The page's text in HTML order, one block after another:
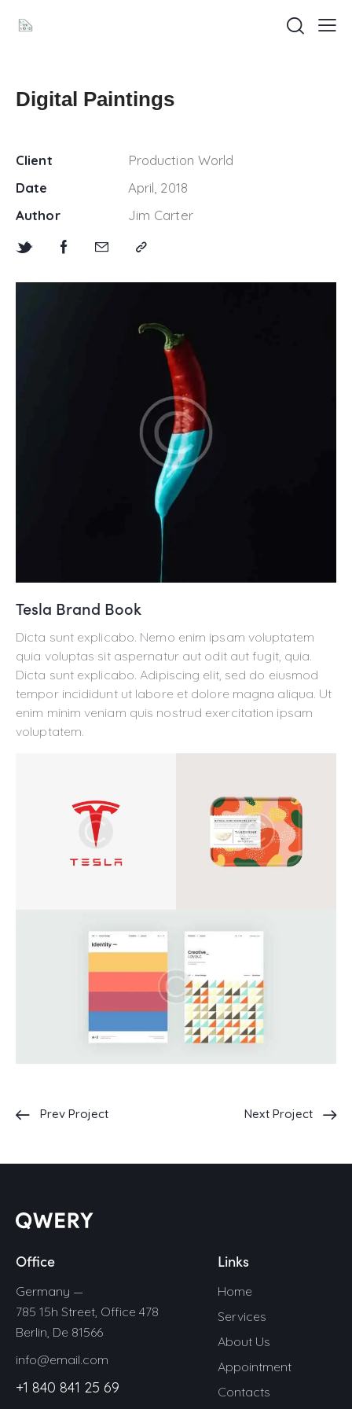
Digital Paintings
Tesla Brand Book
Dicta sunt explicabo. Nemo enim ipsam voluptatem
quia voluptas sit aspernatur aut odit aut fugit, quia.
Dicta sunt explicabo. Adipiscing elit, sed do eiusmod
tempor incididunt ut labore et dolore magna aliqua. Ut
enim minim veniam quis nostrud exercitation ipsam
voluptatem.
Client
Production World
Date
April, 2018
Author
Jim Carter
Prev Project Next Project
Office
Germany —
785 15h Street, Office 478
Berlin, De 81566
info@email.com
+1 840 841 25 69
Links
Home
Services
About Us
Appointment
Contacts